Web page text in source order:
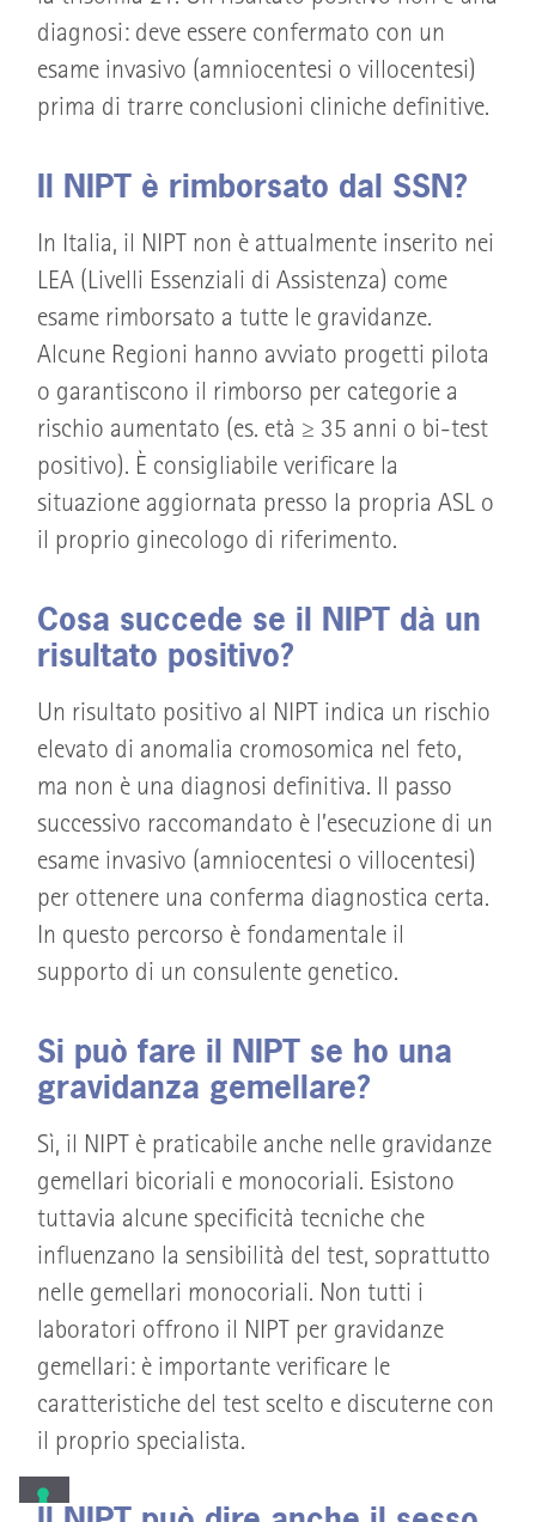
diagnosi: deve essere confermato con un
esame invasivo (amniocentesi o villocentesi)
prima di trarre conclusioni cliniche definitive.
Il NIPT è rimborsato dal SSN?
In Italia, il NIPT non è attualmente inserito nei
LEA (Livelli Essenziali di Assistenza) come
esame rimborsato a tutte le gravidanze.
Alcune Regioni hanno avviato progetti pilota
o garantiscono il rimborso per categorie a
rischio aumentato (es. età ≥ 35 anni o bi-test
positivo). È consigliabile verificare la
situazione aggiornata presso la propria ASL o
il proprio ginecologo di riferimento.
Cosa succede se il NIPT dà un
risultato positivo?
Un risultato positivo al NIPT indica un rischio
elevato di anomalia cromosomica nel feto,
ma non è una diagnosi definitiva. Il passo
successivo raccomandato è l’esecuzione di un
esame invasivo (amniocentesi o villocentesi)
per ottenere una conferma diagnostica certa.
In questo percorso è fondamentale il
supporto di un consulente genetico.
Si può fare il NIPT se ho una
gravidanza gemellare?
Sì, il NIPT è praticabile anche nelle gravidanze
gemellari bicoriali e monocoriali. Esistono
tuttavia alcune specificità tecniche che
influenzano la sensibilità del test, soprattutto
nelle gemellari monocoriali. Non tutti i
laboratori offrono il NIPT per gravidanze
gemellari: è importante verificare le
caratteristiche del test scelto e discuterne con
il proprio specialista.